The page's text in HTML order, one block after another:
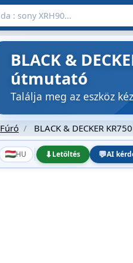
BLACK &
útmutató
Találja meg az eszköz
Fúró BLACK & DECKER
HU ⬇Letöltés 💬AI